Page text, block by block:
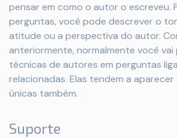
pensar em como o autor o escreveu.
perguntas, você pode descrever o
atitude ou a perspectiva do autor.
anteriormente, normalmente você
técnicas de autores em perguntas
relacionadas. Elas tendem a aparecer
únicas também.
Suporte